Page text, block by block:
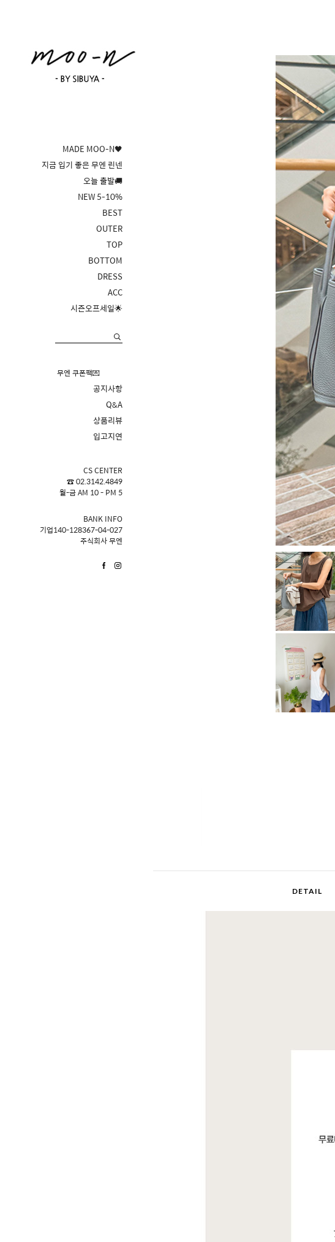
MADE MOO-N🖤
지금 입기 좋은 무엔 린넨
오늘 출발🚚
NEW 5-10%
BEST
OUTER
TOP
BOTTOM
DRESS
ACC
시즌오프세일🌟
무엔 쿠폰팩💌
공지사항
Q&A
상품리뷰
입고지연
CS CENTER
☎ 02.3142.4849
월-금 AM 10 - PM 5
BANK INFO
기업140-128367-04-027
주식회사 무엔
DETAIL